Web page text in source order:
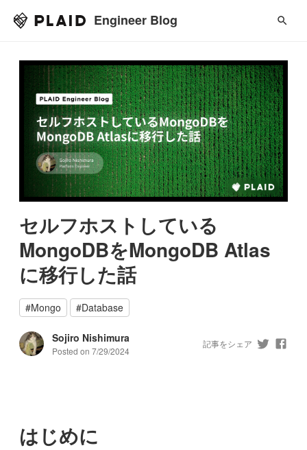
Engineer Blog
セルフホストしている
MongoDBをMongoDB Atlas
に移行した話
#Mongo #Database
Sojiro Nishimura
Posted on 7/29/2024
記事をシェア
はじめに